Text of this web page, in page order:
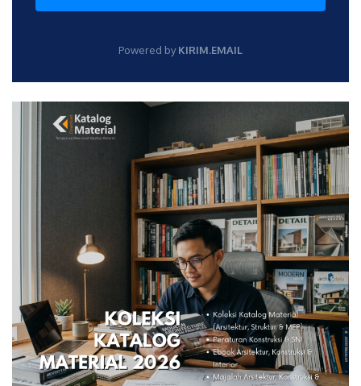
Powered byKIRIM.EMAIL